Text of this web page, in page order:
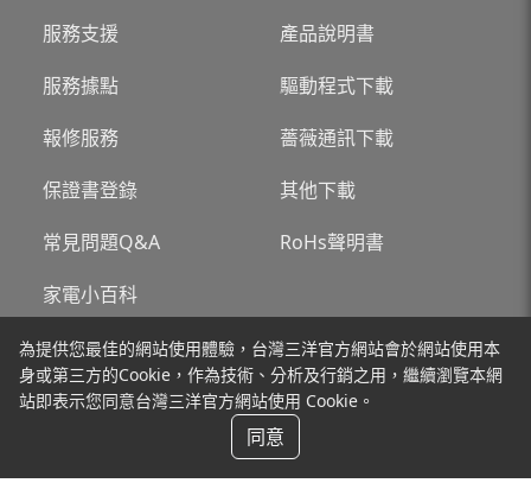
為提供您最佳的網站使用體驗，台灣三洋官方網站會於網站使用本
身或第三方的Cookie，作為技術、分析及行銷之用，繼續瀏覽本網
站即表示您同意台灣三洋官方網站使用 Cookie。
同意
服務支援
服務據點
報修服務
保證書登錄
常見問題Q&A
家電小百科
產品說明書
驅動程式下載
薔薇通訊下載
其他下載
RoHs聲明書
關於台灣三洋 新聞